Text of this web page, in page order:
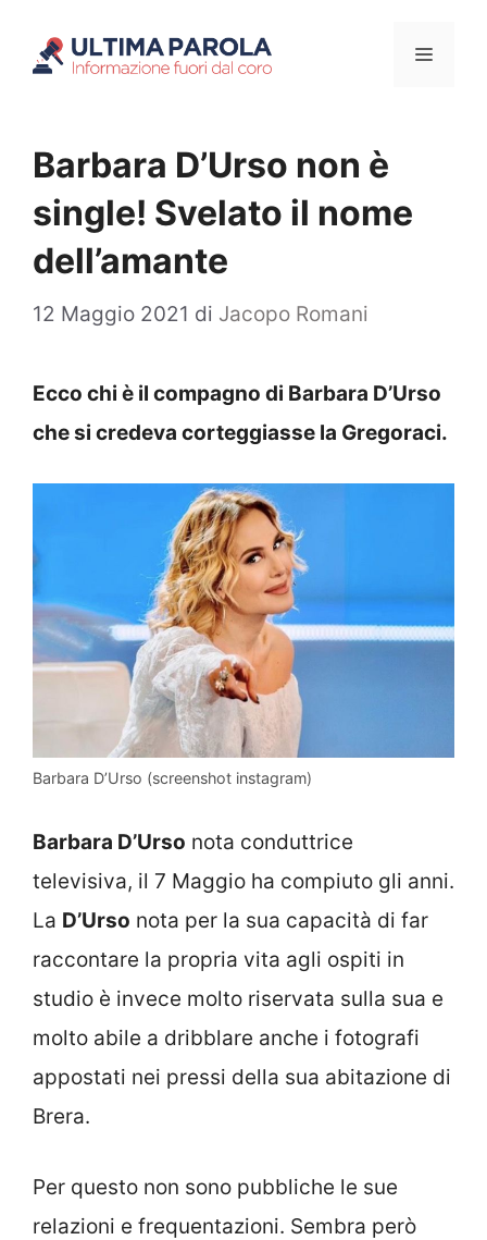
Menu
Barbara D’Urso non è
single! Svelato il nome
dell’amante
12 Maggio 2021 di Jacopo Romani
Ecco chi è il compagno di Barbara D’Urso
che si credeva corteggiasse la Gregoraci.
Barbara D’Urso (screenshot instagram)
Barbara D’Urso nota conduttrice
televisiva, il 7 Maggio ha compiuto gli anni.
La D’Urso nota per la sua capacità di far
raccontare la propria vita agli ospiti in
studio è invece molto riservata sulla sua e
molto abile a dribblare anche i fotografi
appostati nei pressi della sua abitazione di
Brera.
Per questo non sono pubbliche le sue
relazioni e frequentazioni. Sembra però